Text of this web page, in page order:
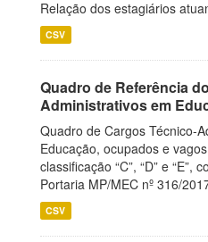
Relação dos estagiários
CSV
Quadro de Referência
Administrativos em
Quadro de Cargos Técnico-
Educação, ocupados e
classificação “C”, “D” e “E”,
Portaria MP/MEC nº 316/
CSV